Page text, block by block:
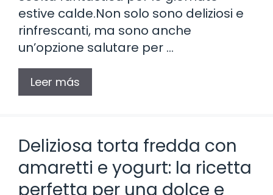
estive calde.Non solo sono deliziosi e
rinfrescanti, ma sono anche
un’opzione salutare per …
Leer más
Deliziosa torta fredda con
amaretti e yogurt: la ricetta
perfetta per una dolce e